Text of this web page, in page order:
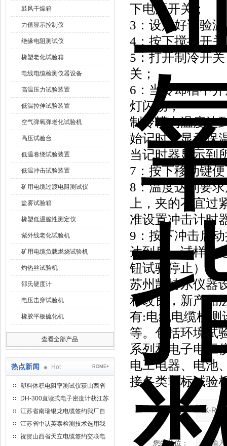
鼓风干燥箱
力值显示控制仪
绝缘电阻测试仪
橡塑老化试验箱
电线电缆检测仪器设备
高温压力试验装置
低温拉伸试验装置
空气弹氧弹老化试验机
高压试验台
低温卷绕试验装置
低温冲击试验装置
矿用电缆过渡电阻测试仪
盐雾试验箱
橡塑低温脆性测定仪
紫外线老化试验机
矿用电缆负载燃烧试验机
灼热丝试验机
邵氏硬度计
电压击穿试验机
橡胶平板硫化机
查看全部产品
热点新闻 Hot ROME+
塑料体积电阻率测试仪获山西省
水利机械厂选用
DH-300直读式电子密度计获江苏
省苏州市安信塑业选用
江苏省南瑞银龙电缆签约我厂自
然换气老化箱等电缆检测设备
江苏省中认英泰检测技术选用我
厂自然换气老化试验箱
祝贺山西省天立电缆签约交联电
下电源开关；
3：设定好试验
4：按下搅拌开
5：打开制冷开
关；
6：当冷却槽中
灯闪动；
制冷槽内温度达
始记时，显示保
当记时器显示到
7：按下移动键
8：温度达到要
上，夹的不宜
准设置冲击计时
9：按下冲击启
达到后，试样升
钮试验停止）。
苏州凯特尔仪器
和改良，新产品
有:电线电缆检测
等。包括环境试
系列和电子电工
电工电器、电池
接各类非标试验
产品：
您的单位：